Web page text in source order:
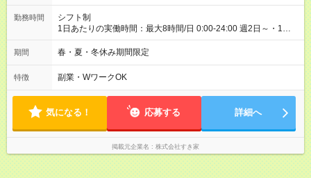
勤務時間
シフト制
1日あたりの実働時間：最大8時間/日 0:00-24:00 週2日～・1日
2h～OK ＜シフト例＞ 〇朝帯 5:00-9:00 〇昼帯 9:00-14:00 〇午
後帯 14:00-18:00 〇夜帯 18:00-22:00 〇深夜帯 22:00-翌5:00 基
ます♪
期間 春・夏・冬休み期間限定
特徴 副業・WワークOK
気になる！ 応募する 詳細へ
掲載元企業名 株式会社すき家